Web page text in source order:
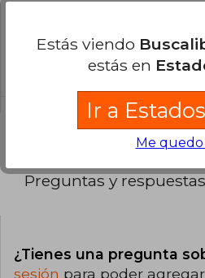
La encuadernación de
Preguntas y
¿Tienes una pregunta
sesión para poder
Estás viendo
estás en
Ir a
Me